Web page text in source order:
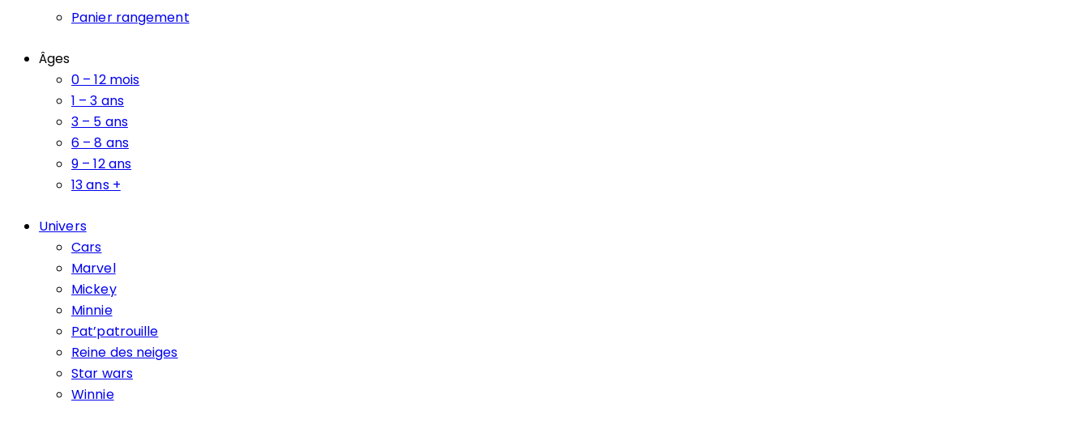
Panier rangement
Âges
0 – 12 mois
1 – 3 ans
3 – 5 ans
6 – 8 ans
9 – 12 ans
13 ans +
Univers
Cars
Marvel
Mickey
Minnie
Pat’patrouille
Reine des neiges
Star wars
Winnie